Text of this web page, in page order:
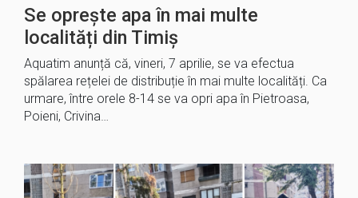
Se oprește apa în mai multe
localități din Timiș
Aquatim anunță că, vineri, 7 aprilie, se va efectua
spălarea rețelei de distribuție în mai multe localități. Ca
urmare, între orele 8-14 se va opri apa în Pietroasa,
Poieni, Crivina…